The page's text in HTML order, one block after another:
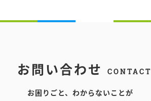
お問い合わせ CONTACT
お困りごと、わからないことが